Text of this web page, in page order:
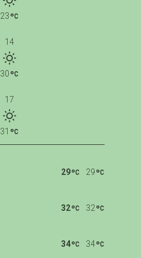
23
14
30
17
31
29
29
32
32
34
34